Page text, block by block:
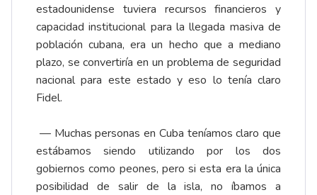
estadounidense tuviera recursos financieros y
capacidad institucional para la llegada masiva de
población cubana, era un hecho que a mediano
plazo, se convertiría en un problema de seguridad
nacional para este estado y eso lo tenía claro
Fidel.
— Muchas personas en Cuba teníamos claro que
estábamos siendo utilizando por los dos
gobiernos como peones, pero si esta era la única
posibilidad de salir de la isla, no íbamos a